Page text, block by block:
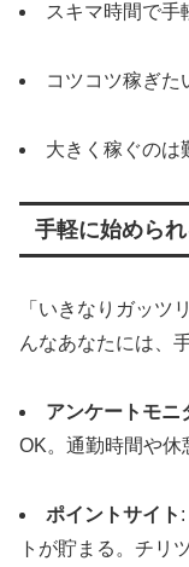
スキマ時間で手
コツコツ稼ぎた
大きく稼ぐのは
手軽に始めら
「いきなりガッ
んなあなたには、
アンケートモニ
OK。通勤時間や休
ポイントサイト
トが貯まる。チリ